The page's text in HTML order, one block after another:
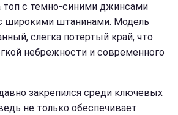
топ с темно-синими джинсами
широкими штанинами. Модель
слегка потертый край, что
небрежности и современного
закрепился среди ключевых
не только обеспечивает